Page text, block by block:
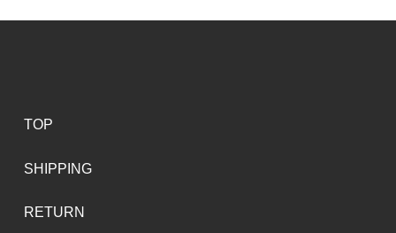
TOP
SHIPPING
RETURN